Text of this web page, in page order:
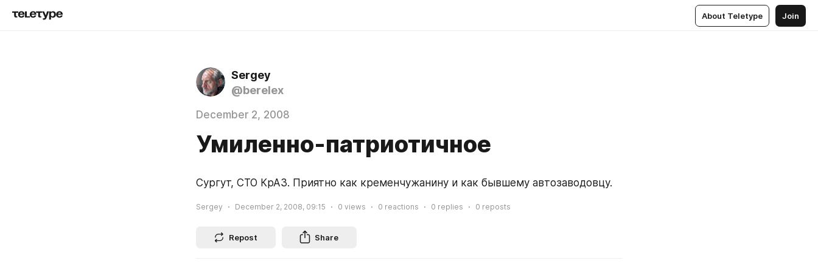
About Teletype Join
Sergey
@berelex
December 2, 2008
Умиленно-патриотичное
Сургут, СТО КрАЗ. Приятно как кременчужанину и как бывшему автозаводовцу.
Sergey December 2, 2008, 09:15 0 views 0 reactions 0 replies 0 reposts
Repost Share